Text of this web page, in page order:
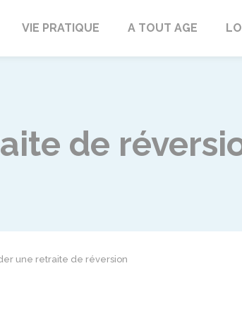
VIE PRATIQUE A TOUT AGE
de
une retraite de réversion